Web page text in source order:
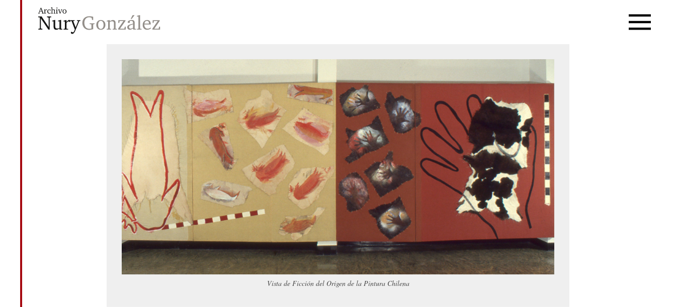
Vista de Ficción del Origen de la Pintura Chilena